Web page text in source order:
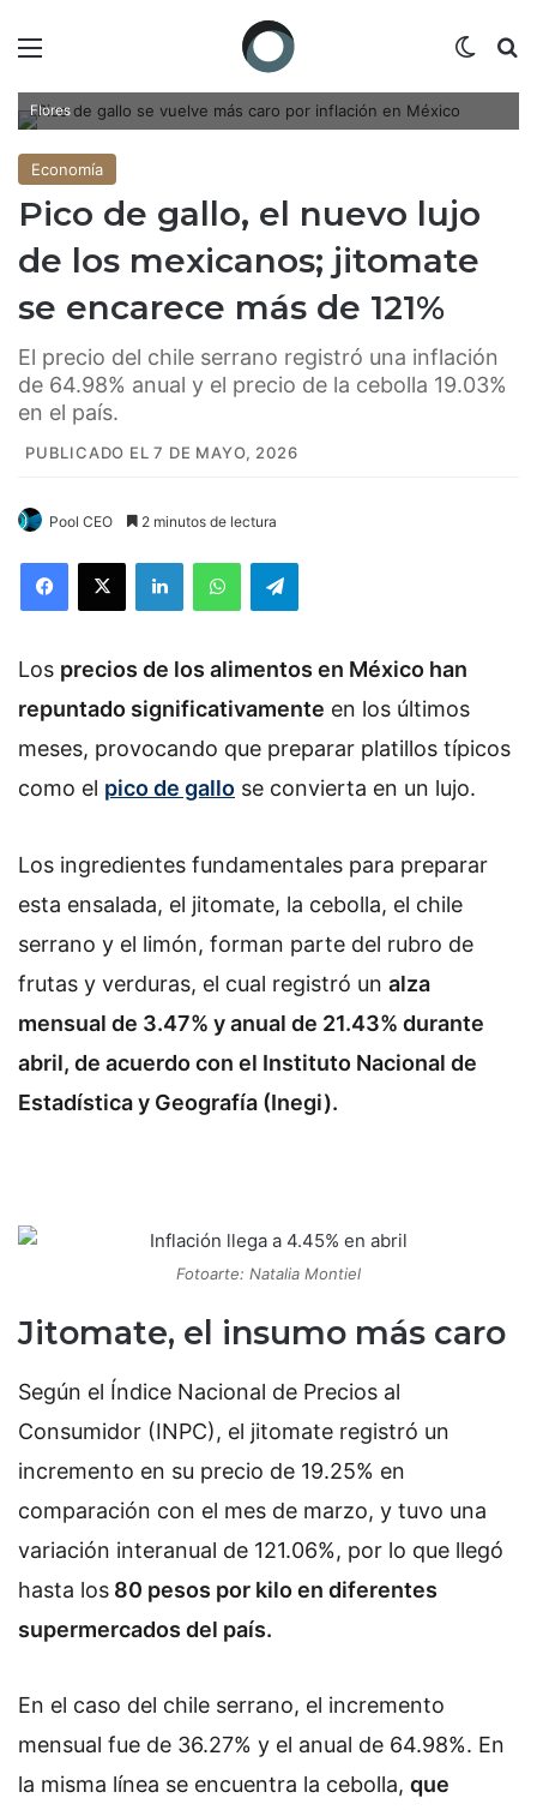
Flores
Economía
Pico de gallo, el nuevo lujo
de los mexicanos; jitomate
se encarece más de 121%
El precio del chile serrano registró una inflación
de 64.98% anual y el precio de la cebolla 19.03%
en el país.
PUBLICADO EL 7 DE MAYO, 2026
Pool CEO 2 minutos de lectura
Los precios de los alimentos en México han
repuntado significativamente en los últimos
meses, provocando que preparar platillos típicos
como el pico de gallo se convierta en un lujo.
Los ingredientes fundamentales para preparar
esta ensalada, el jitomate, la cebolla, el chile
serrano y el limón, forman parte del rubro de
frutas y verduras, el cual registró un alza
mensual de 3.47% y anual de 21.43% durante
abril, de acuerdo con el Instituto Nacional de
Estadística y Geografía (Inegi).
Fotoarte: Natalia Montiel
Jitomate, el insumo más caro
Según el Índice Nacional de Precios al
Consumidor (INPC), el jitomate registró un
incremento en su precio de 19.25% en
comparación con el mes de marzo, y tuvo una
variación interanual de 121.06%, por lo que llegó
hasta los 80 pesos por kilo en diferentes
supermercados del país.
En el caso del chile serrano, el incremento
mensual fue de 36.27% y el anual de 64.98%. En
la misma línea se encuentra la cebolla, que